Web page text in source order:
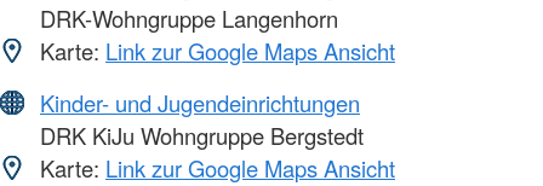
DRK-Wohngruppe Langenhorn
Karte: Link zur Google Maps Ansicht
Kinder- und Jugendeinrichtungen
DRK KiJu Wohngruppe Bergstedt
Karte: Link zur Google Maps Ansicht